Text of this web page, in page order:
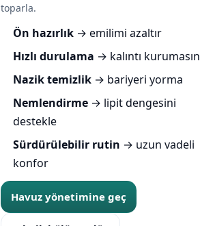
toparla.
Ön hazırlık→ emilimi azaltır
Hızlı durulama → kalıntı kurumasın
Nazik temizlik→ bariyeri yorma
Nemlendirme→ lipit dengesini
destekle
Sürdürülebilir rutin → uzun vadeli
konfor
Havuz yönetimine geç